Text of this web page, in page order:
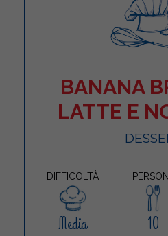
BANANA
LATTE E
DIFFICOLTÀ
Media 10